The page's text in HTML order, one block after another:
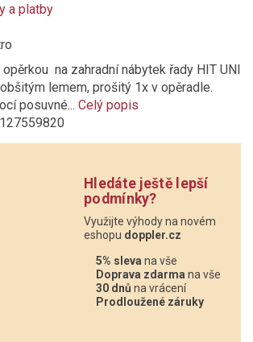
a platby
na zahradní nábytek řady HIT UNI
lemem, prošitý 1x v opěradle.
posuvné... Celý popis
Hledáte ještě lepší
podmínky?
Využijte výhody na novém
eshopu doppler.cz
5% sleva na vše
Doprava zdarma na vše
30 dnů na vrácení
Prodloužené záruky